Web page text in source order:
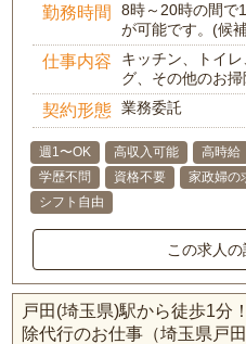
勤務時間
8時～20時の間で
が可能です。(候
仕事内容
キッチン、トイ
グ、その他のお掃
契約形態 業務委託
週1〜OK 高収入可能 高時給
学歴不問
資格不要 家政婦の
シフト自由
この求人
戸田(埼玉県)駅から徒歩1分
除代行のお仕事（埼玉県戸田